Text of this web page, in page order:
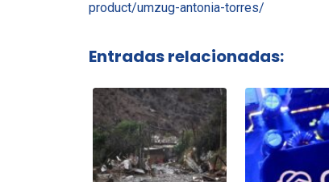
product/umzug-antonia-torres/
Entradas relacionadas: